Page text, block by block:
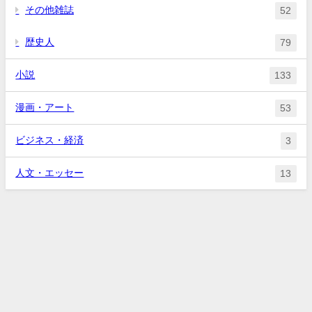
その他雑誌 52
歴史人 79
小説 133
漫画・アート 53
ビジネス・経済 3
人文・エッセー 13